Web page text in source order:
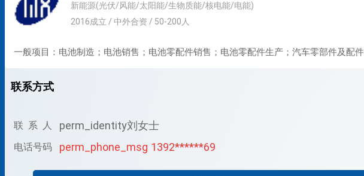
新能源(光伏/风能/太阳能/生物质能/核电能/电能)
2016成立 / 中外合资 / 50-200人
一般项目：电池制造；电池销售；电池零配件销售；电池零配件生产；汽车零部件及配
联系方式
联 系 人 perm_identity刘女士
电话号码 perm_phone_msg 1392******69